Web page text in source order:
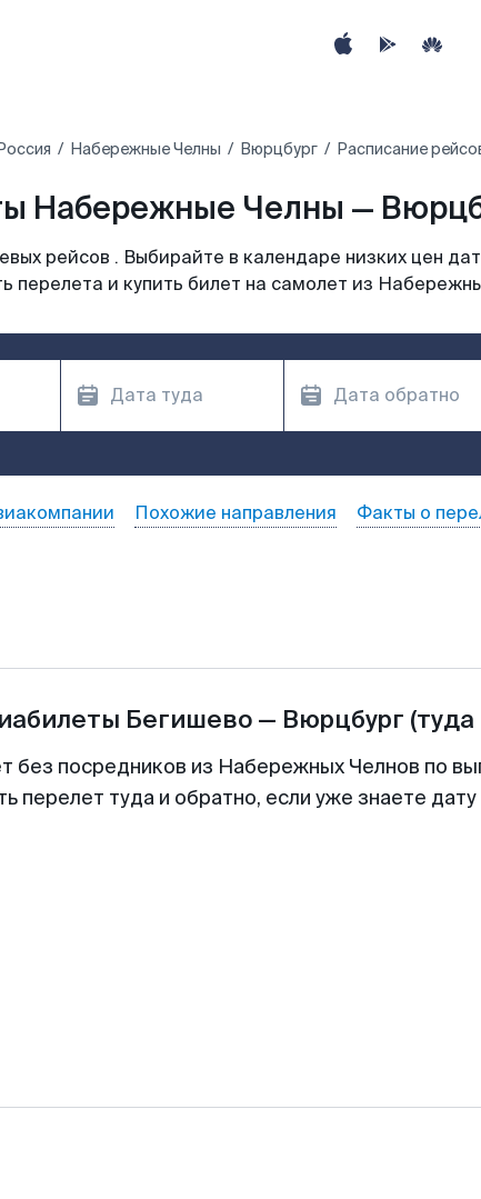
Набережные Челны Вюрцбург Расписание
Набережные Челны —
рейсов . Выбирайте в календаре низких цен
перелета и купить билет на самолет из
Похожие направления Факты о
Бегишево— Вюрцбург
без посредников из Набережных Челнов по
перелет туда и обратно, если уже знаете